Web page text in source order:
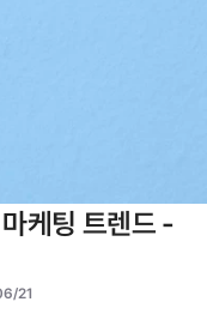
케팅 트렌드 -
21